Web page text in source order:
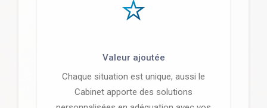
Valeur ajoutée
Chaque situation est unique, aussi le
Cabinet apporte des solutions